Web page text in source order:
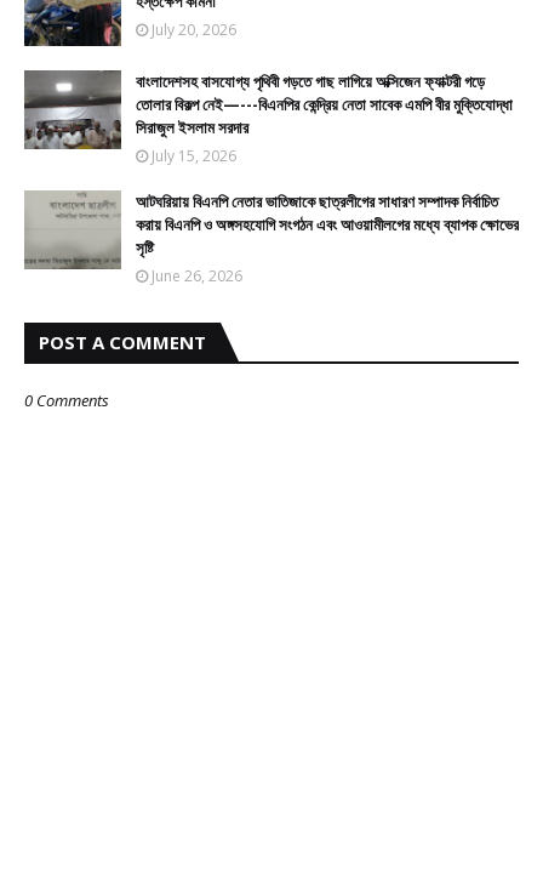
July 20, 2026
বাংলাদেশসহ বাসযোগ্য পৃথিবী গড়তে গাছ লাগিয়ে অক্সিজেন ফ্যাক্টরী গড়ে
তোলার বিকল্প নেই—---বিএনপির কেন্দ্রিয় নেতা সাবেক এমপি বীর মুক্তিযোদ্ধা
সিরাজুল ইসলাম সরদার
July 15, 2026
আটঘরিয়ায় বিএনপি নেতার ভাতিজাকে ছাত্রলীগের সাধারণ সম্পাদক নির্বাচিত
করায় বিএনপি ও অঙ্গসহযোগি সংগঠন এবং আওয়ামীলগের মধ্যে ব্যাপক ক্ষোভের
সৃষ্টি
June 26, 2026
POST A COMMENT
0 Comments